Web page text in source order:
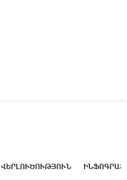
ՎԵՐԼՈՒԾՈՒԹՅՈՒՆ